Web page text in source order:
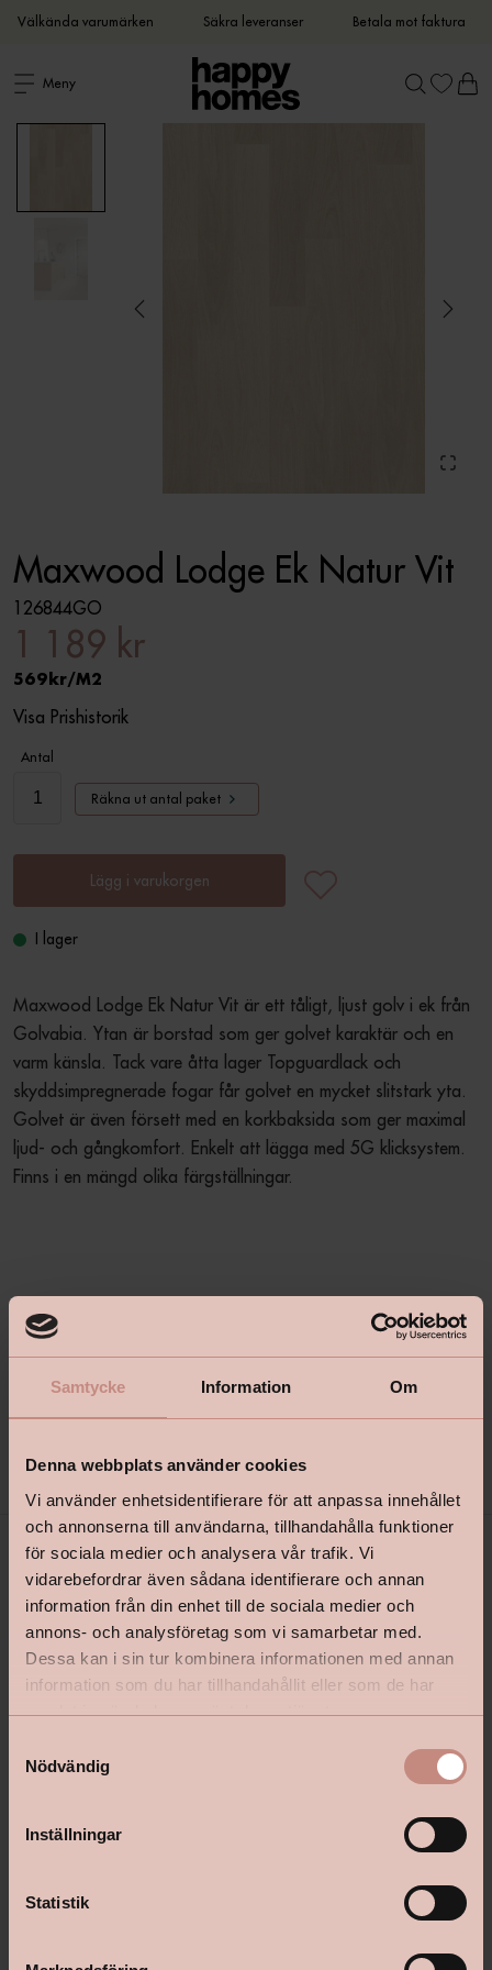
Samtycke Information Om
Denna webbplats använder cookies
Vi använder enhetsidentifierare för att anpassa innehållet
och annonserna till användarna, tillhandahålla funktioner
för sociala medier och analysera vår trafik. Vi
vidarebefordrar även sådana identifierare och annan
information från din enhet till de sociala medier och
annons- och analysföretag som vi samarbetar med.
Dessa kan i sin tur kombinera informationen med annan
information som du har tillhandahållit eller som de har
samlat in när du har använt deras tjänster.
Nödvändig
Inställningar
Statistik
Välkända varumärken Säkra leveranser Betala mot faktura
Meny
Maxwood Lodge Ek Natur Vit
126844GO
1 189 kr
569 M2
Visa Prishistorik
Antal
Räkna ut antal paket
Lägg i varukorgen
I lager
Maxwood Lodge Ek Natur Vit är ett tåligt, ljust golv i ek från
Golvabia. Ytan är borstad som ger golvet karaktär och en
varm känsla. Tack vare åtta lager Topguardlack och
skyddsimpregnerade fogar får golvet en mycket slitstark yta.
Golvet är även försett med en korkbaksida som ger maximal
ljud- och gångkomfort. Enkelt att lägga med 5G klicksystem.
Finns i en mängd olika färgställningar.
Produktbeskrivning +
shop@happyhomes.se
Vanliga frågor & svar
Följ oss: